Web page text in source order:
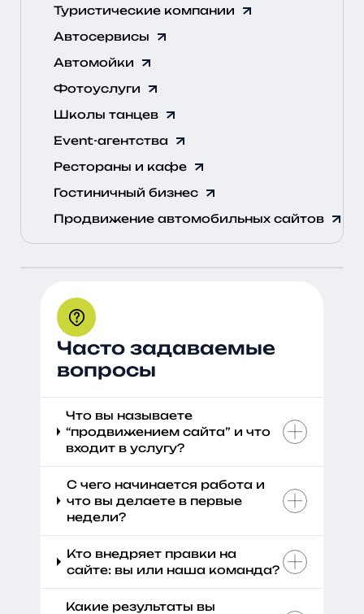
Туристические компании
Автосервисы
Автомойки
Фотоуслуги
Школы танцев
Event-агентства
Рестораны и кафе
Гостиничный бизнес
Продвижение автомобильных сайтов
Часто задаваемые
вопросы
Что вы называете
“продвижением сайта” и что
входит в услугу?
С чего начинается работа и
что вы делаете в первые
недели?
Кто внедряет правки на
сайте: вы или наша команда?
Какие результаты вы